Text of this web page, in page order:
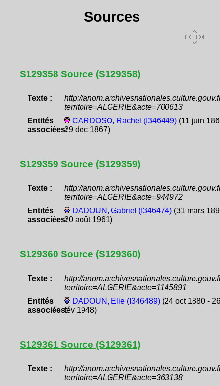
Sources
S129358 Source (S129358)
Texte :
http://
territoire=ALGERIE&acte=700613
Entités
associées:
CARDOSO, Rachel (I346449)(11 juin
29 déc 1867)
S129359 Source (S129359)
Texte :
http://
territoire=ALGERIE&acte=944972
Entités
associées:
DADOUN, Gabriel (I346474)(31 mars
20 août 1961)
S129360 Source (S129360)
Texte :
http://
territoire=ALGERIE&acte=1145891
Entités
associées:
DADOUN, Élie (I346489)(24 oct 1880 - 26
fév 1948)
S129361 Source (S129361)
Texte :
http://
territoire=ALGERIE&acte=363138